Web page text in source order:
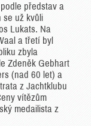
představ a
se už kvůli
Lukats. Na
a třetí byl
zbyla
Zdeněk Gebhart
(nad 60 let) a
z Jachtklubu
vítězům
medailista z